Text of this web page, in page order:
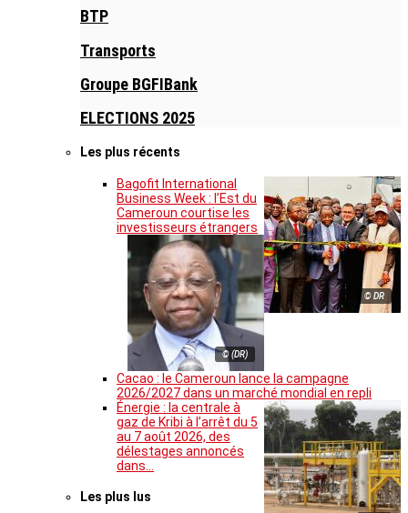
BTP
Transports
Groupe BGFIBank
ELECTIONS 2025
Les plus récents
© DR
Bagofit International
Business Week : l’Est du
Cameroun courtise les
investisseurs étrangers
© (DR)
Cacao : le Cameroun lance la campagne
2026/2027 dans un marché mondial en repli
Énergie : la centrale à
gaz de Kribi à l’arrêt du 5
au 7 août 2026, des
délestages annoncés
dans…
Les plus lus